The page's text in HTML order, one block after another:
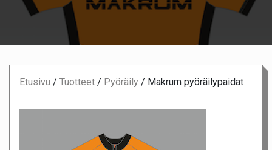
Etusivu / Tuotteet / Pyöräily / Makrum pyöräilypaidat